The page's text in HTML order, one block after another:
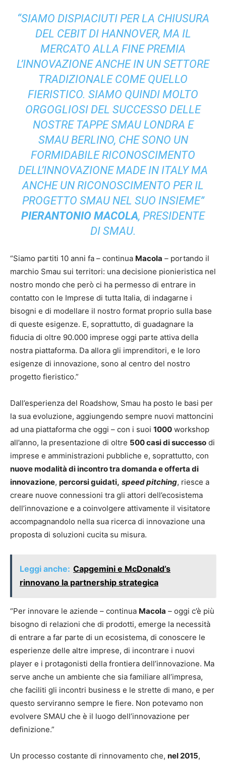
“SIAMO DISPIACIUTI PER LA CHIUSURA
DEL CEBIT DI HANNOVER, MA IL
MERCATO ALLA FINE PREMIA
L’INNOVAZIONE ANCHE IN UN SETTORE
TRADIZIONALE COME QUELLO
FIERISTICO. SIAMO QUINDI MOLTO
ORGOGLIOSI DEL SUCCESSO DELLE
NOSTRE TAPPE SMAU LONDRA E
SMAU BERLINO, CHE SONO UN
FORMIDABILE RICONOSCIMENTO
DELL’INNOVAZIONE MADE IN ITALY MA
ANCHE UN RICONOSCIMENTO PER IL
PROGETTO SMAU NEL SUO INSIEME”
PIERANTONIO MACOLA, PRESIDENTE
DI SMAU.
“Siamo partiti 10 anni fa – continua Macola – portando il
marchio Smau sui territori: una decisione pionieristica nel
nostro mondo che però ci ha permesso di entrare in
contatto con le Imprese di tutta Italia, di indagarne i
bisogni e di modellare il nostro format proprio sulla base
di queste esigenze. E, soprattutto, di guadagnare la
fiducia di oltre 90.000 imprese oggi parte attiva della
nostra piattaforma. Da allora gli imprenditori, e le loro
esigenze di innovazione, sono al centro del nostro
progetto fieristico.”
Dall’esperienza del Roadshow, Smau ha posto le basi per
la sua evoluzione, aggiungendo sempre nuovi mattoncini
ad una piattaforma che oggi – con i suoi 1000 workshop
all’anno, la presentazione di oltre 500 casi di successo di
imprese e amministrazioni pubbliche e, soprattutto, con
nuove modalità di incontro tra domanda e offerta di
innovazione, percorsi guidati, speed pitching, riesce a
creare nuove connessioni tra gli attori dell’ecosistema
dell’innovazione e a coinvolgere attivamente il visitatore
accompagnandolo nella sua ricerca di innovazione una
proposta di soluzioni cucita su misura.
Leggi anche: Capgemini e McDonald’s
rinnovano la partnership strategica
“Per innovare le aziende – continua Macola – oggi c’è più
bisogno di relazioni che di prodotti, emerge la necessità
di entrare a far parte di un ecosistema, di conoscere le
esperienze delle altre imprese, di incontrare i nuovi
player e i protagonisti della frontiera dell’innovazione. Ma
serve anche un ambiente che sia familiare all’impresa,
che faciliti gli incontri business e le strette di mano, e per
questo serviranno sempre le fiere. Non potevamo non
evolvere SMAU che è il luogo dell’innovazione per
definizione.”
Un processo costante di rinnovamento che, nel 2015,